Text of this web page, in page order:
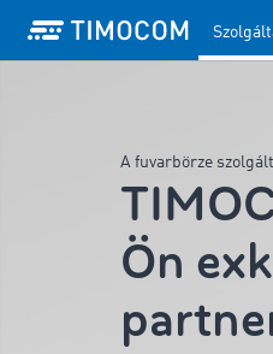
A fuvarbörze
Ön